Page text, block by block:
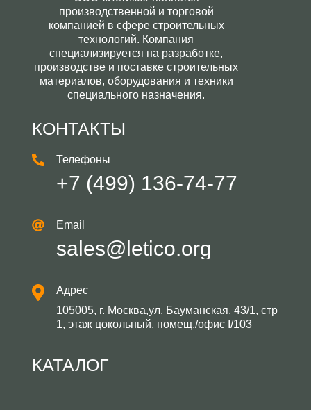
производственной и торговой
компанией в сфере строительных
технологий. Компания
специализируется на разработке,
производстве и поставке строительных
материалов, оборудования и техники
специального назначения.
КОНТАКТЫ
Телефоны
+7 (499) 136-74-77
Email
sales@letico.org
Адрес
105005, г. Москва,ул. Бауманская, 43/1, стр
1, этаж цокольный, помещ./офис I/103
КАТАЛОГ